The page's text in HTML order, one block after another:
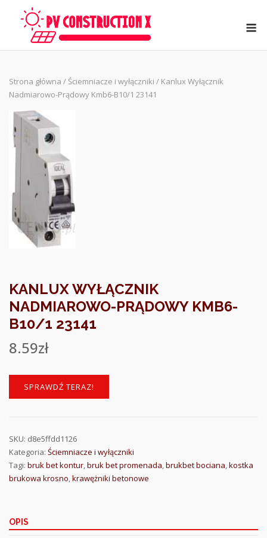
Strona główna /Ściemniacze i wyłączniki / Kanlux Wyłącznik
Nadmiarowo-Prądowy Kmb6-B10/1 23141
KANLUX WYŁĄCZNIK
NADMIAROWO-PRĄDOWY KMB6-
B10/1 23141
8.59zł
SPRAWDŹ TERAZ!
SKU: d8e5ffdd1126
Kategoria: Ściemniacze i wyłączniki
Tagi: bruk bet kontur,bruk bet promenada,brukbet bociana,kostka
brukowa krosno,krawężniki betonowe
OPIS